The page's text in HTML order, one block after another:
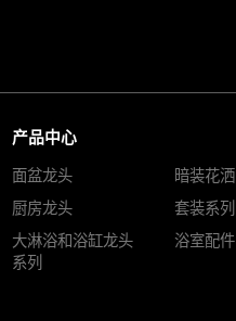
产品中心
面盆龙头
厨房龙头
大淋浴和浴缸龙头
系列
暗装花洒
套装系列
浴室配件